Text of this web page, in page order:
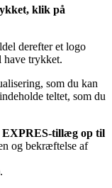
klik på
derefter et logo
have trykket.
som du kan
teltet, som du
EXPRES-tillæg op til
og bekræftelse af